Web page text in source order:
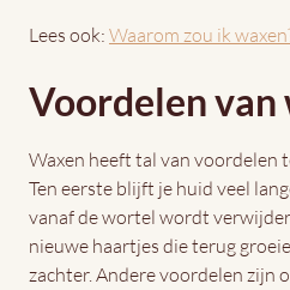
Lees ook: Waarom zou ik
Voordelen van
Waxen heeft tal van voordelen
Ten eerste blijft je huid veel
vanaf de wortel wordt
nieuwe haartjes die terug
zachter. Andere voordelen zijn